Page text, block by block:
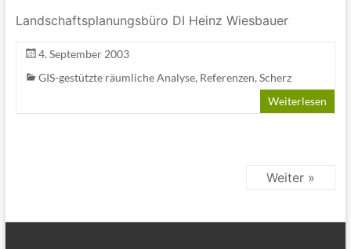
Landschaftsplanungsbüro DI Heinz Wiesbauer
4. September 2003
GIS-gestützte räumliche Analyse, Referenzen, Scherz
Weiterlesen
Weiter »